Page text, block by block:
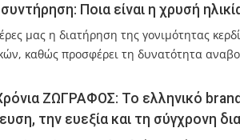
Ποια είναι η χρυσή
μας η διατήρηση της γονιμότητας
καθώς προσφέρει τη δυνατότητα
ΖΩΓΡΑΦΟΣ: Το ελληνικό
την ευεξία και τη σύγχρονη